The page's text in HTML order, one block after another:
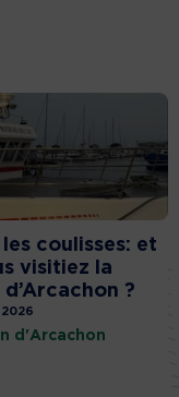
les coulisses: et
visitiez la
d’Arcachon ?
d'Arcachon